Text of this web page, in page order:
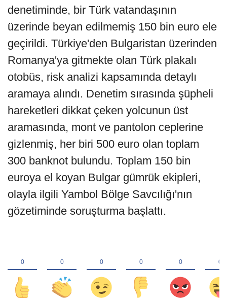
denetiminde, bir Türk vatandaşının
üzerinde beyan edilmemiş 150 bin euro ele
geçirildi. Türkiye'den Bulgaristan üzerinden
Romanya'ya gitmekte olan Türk plakalı
otobüs, risk analizi kapsamında detaylı
aramaya alındı. Denetim sırasında şüpheli
hareketleri dikkat çeken yolcunun üst
aramasında, mont ve pantolon ceplerine
gizlenmiş, her biri 500 euro olan toplam
300 banknot bulundu. Toplam 150 bin
euroya el koyan Bulgar gümrük ekipleri,
olayla ilgili Yambol Bölge Savcılığı'nın
gözetiminde soruşturma başlattı.